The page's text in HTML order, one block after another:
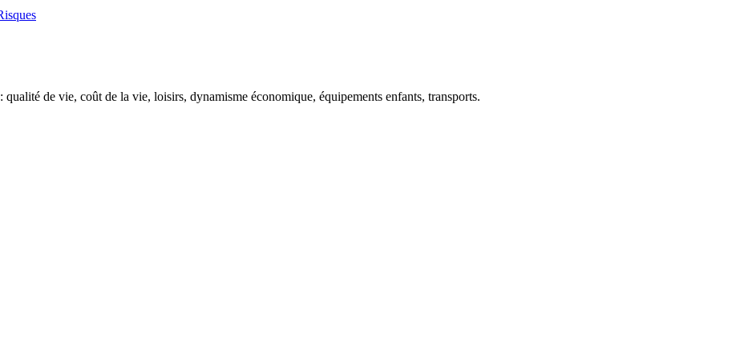
de vie, coût de la vie, loisirs, dynamisme économique, équipements enfants, transports.